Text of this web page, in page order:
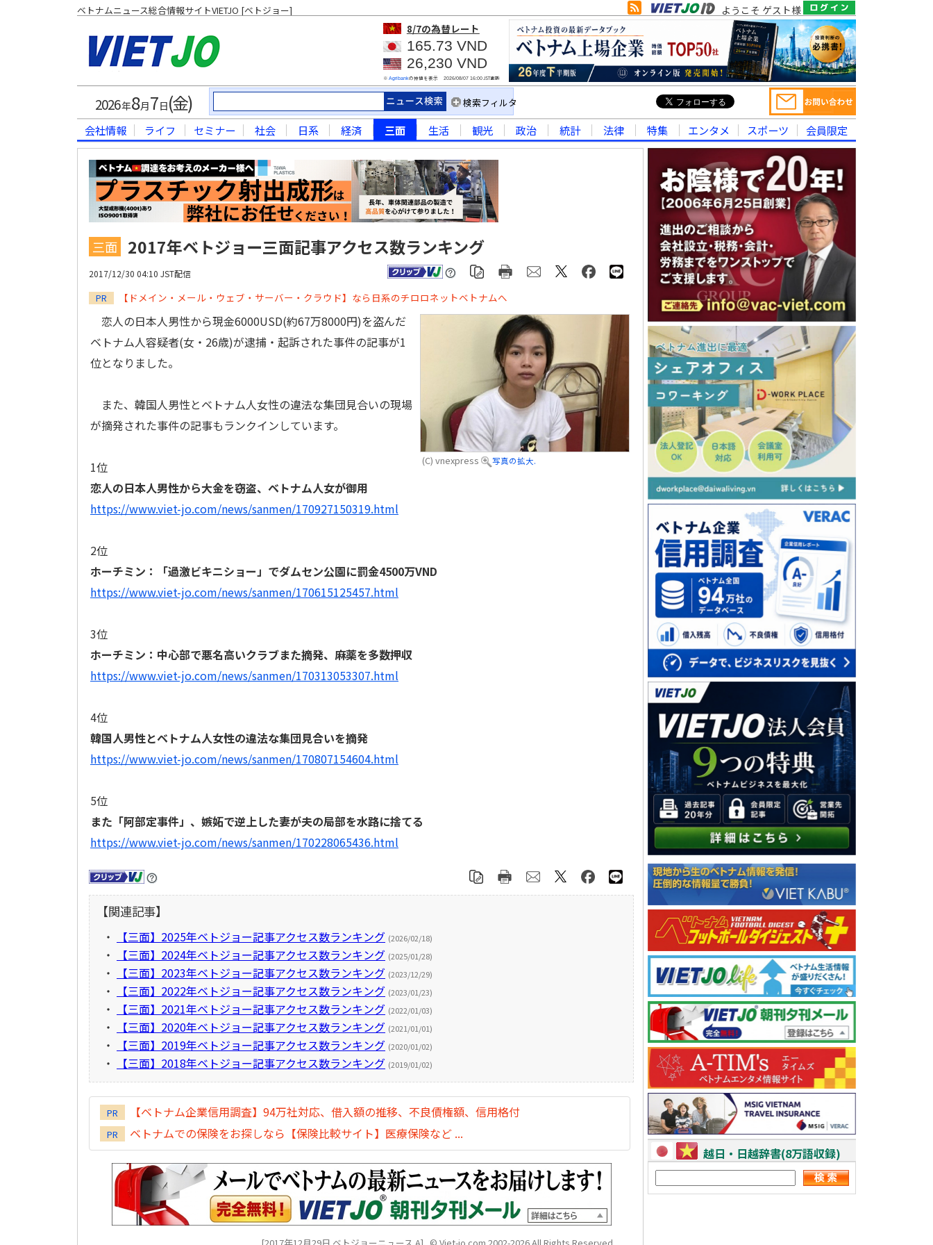
ベトナムニュース総合情報サイトVIETJO [ベトジョー]
ようこそ ゲスト様
8/7の為替レート
165.73 VND
26,230 VND
※ Agribankの仲値を表示 2026/08/07 16:00JST更新
2026年8月7 日(金) 検索フィルタ
会社情報 ライフ セミナー 社会 日系 経済 三面 生活 観光 政治 統計 法律 特集 エンタメ スポーツ 会員限定
三面 2017年ベトジョー三面記事アクセス数ランキング
2017/12/30 04:10 JST配信
PR 【ドメイン・メール・ウェブ・サーバー・クラウド】なら日系のチロロネットベトナムへ
(C) vnexpress 写真の拡大.
恋人の日本人男性から現金6000USD(約67万8000円)を盗んだ
ベトナム人容疑者(女・26歳)が逮捕・起訴された事件の記事が1
位となりました。
また、韓国人男性とベトナム人女性の違法な集団見合いの現場
が摘発された事件の記事もランクインしています。
1位
恋人の日本人男性から大金を窃盗、ベトナム人女が御用
https://www.viet-jo.com/news/sanmen/170927150319.html
2位
ホーチミン：「過激ビキニショー」でダムセン公園に罰金4500万VND
https://www.viet-jo.com/news/sanmen/170615125457.html
3位
ホーチミン：中心部で悪名高いクラブまた摘発、麻薬を多数押収
https://www.viet-jo.com/news/sanmen/170313053307.html
4位
韓国人男性とベトナム人女性の違法な集団見合いを摘発
https://www.viet-jo.com/news/sanmen/170807154604.html
5位
また「阿部定事件」、嫉妬で逆上した妻が夫の局部を水路に捨てる
https://www.viet-jo.com/news/sanmen/170228065436.html
【関連記事】
・ 【三面】2025年ベトジョー記事アクセス数ランキング (2026/02/18)
・ 【三面】2024年ベトジョー記事アクセス数ランキング (2025/01/28)
・ 【三面】2023年ベトジョー記事アクセス数ランキング (2023/12/29)
・ 【三面】2022年ベトジョー記事アクセス数ランキング (2023/01/23)
・ 【三面】2021年ベトジョー記事アクセス数ランキング (2022/01/03)
・ 【三面】2020年ベトジョー記事アクセス数ランキング (2021/01/01)
・ 【三面】2019年ベトジョー記事アクセス数ランキング (2020/01/02)
・ 【三面】2018年ベトジョー記事アクセス数ランキング (2019/01/02)
PR 【ベトナム企業信用調査】94万社対応、借入額の推移、不良債権額、信用格付
PR ベトナムでの保険をお探しなら【保険比較サイト】医療保険など ...
越日・日越辞書(8万語収録)